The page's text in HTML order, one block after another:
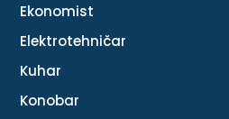
Ekonomist
Elektrotehničar
Kuhar
Konobar